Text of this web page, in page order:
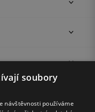
soubory
návštěvnosti používáme